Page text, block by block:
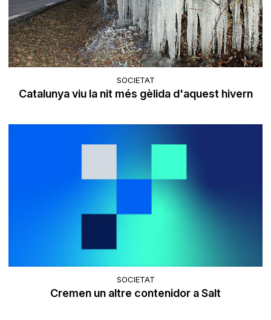
SOCIETAT
Catalunya viu la nit més gèlida d'aquest hivern
SOCIETAT
Cremen un altre contenidor a Salt